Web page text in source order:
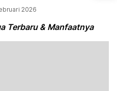
2026
Terbaru & Manfaatnya